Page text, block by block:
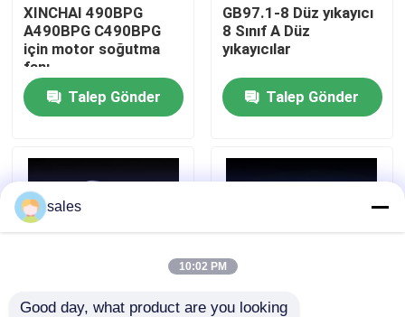
Fabrika turu
Kalite Kontrolü
Bir teklif isteği
Motor Bloku Montajı ve Aksesuarları
XINCHAI 490BPG
A490BPG C490BPG
için motor soğutma
fanı
Talep Gönder
GB97.1-8 Düz yıkayıcı
8 Sınıf A Düz
yıkayıcılar
Talep Gönder
sales
10:02 PM
Good day, what product are you looking